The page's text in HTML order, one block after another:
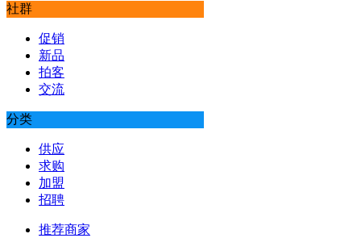
社群
促销
新品
拍客
交流
分类
供应
求购
加盟
招聘
推荐商家